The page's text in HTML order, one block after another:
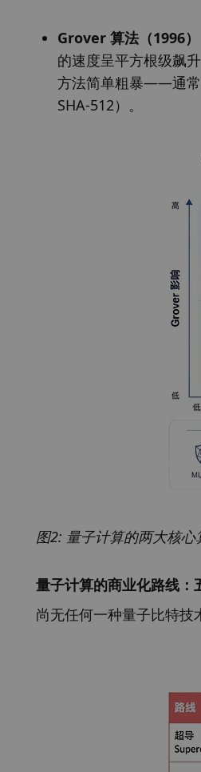
Grover 算法（1996
的速度呈平方根级飙
方法简单粗暴——通常
SHA-512）。
图2: 量子计算的两大核
量子计算的商业化路线：
尚无任何一种量子比特技